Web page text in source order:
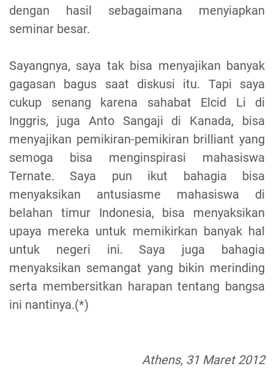
dengan hasil sebagaimana menyiapkan
seminar besar.
Sayangnya, saya tak bisa menyajikan banyak
gagasan bagus saat diskusi itu. Tapi saya
cukup senang karena sahabat Elcid Li di
Inggris, juga Anto Sangaji di Kanada, bisa
menyajikan pemikiran-pemikiran brilliant yang
semoga bisa menginspirasi mahasiswa
Ternate. Saya pun ikut bahagia bisa
menyaksikan antusiasme mahasiswa di
belahan timur Indonesia, bisa menyaksikan
upaya mereka untuk memikirkan banyak hal
untuk negeri ini. Saya juga bahagia
menyaksikan semangat yang bikin merinding
serta membersitkan harapan tentang bangsa
ini nantinya.(*)
Athens, 31 Maret 2012